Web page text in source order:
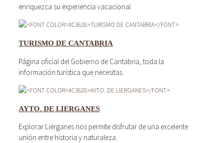
enriquezca su experiencia vacacional
TURISMO DE CANTABRIA
Página oficial del Gobierno de Cantabria, toda la
información turística que necesitas.
AYTO. DE LIERGANES
Explorar Liérganes nos permite disfrutar de una excelente
unión entre historia y naturaleza.